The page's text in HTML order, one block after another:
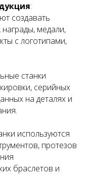
:
создавать
медали,
с логотипами,
станки
серийных
на деталях и
используются
протезов
браслетов и